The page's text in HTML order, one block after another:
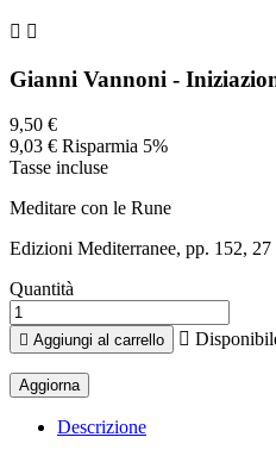
 
Gianni Vannoni -
9,50 €
9,03 € Risparmia 5%
Tasse incluse
Meditare con le Rune
Edizioni Mediterranee, pp. 152, 27
Quantità
 Aggiungi al carrello 
Descrizione